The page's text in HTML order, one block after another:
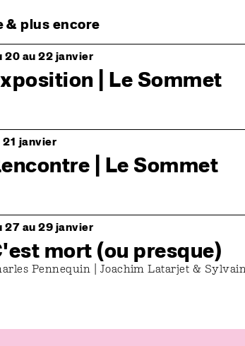
& plus encore
20 au 22 janvier
| Le Sommet
21 janvier
| Le Sommet
27 au 29 janvier
mort (ou presque)
Pennequin | Joachim Latarjet &